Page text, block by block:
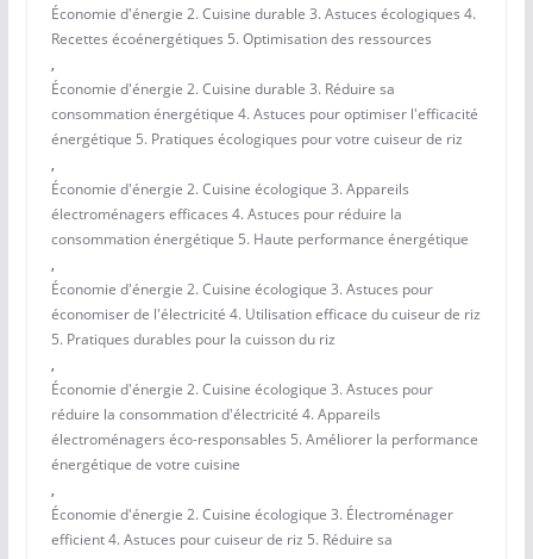
Économie d'énergie 2. Cuisine durable 3. Astuces écologiques 4.
Recettes écoénergétiques 5. Optimisation des ressources
,
Économie d'énergie 2. Cuisine durable 3. Réduire sa
consommation énergétique 4. Astuces pour optimiser l'efficacité
énergétique 5. Pratiques écologiques pour votre cuiseur de riz
,
Économie d'énergie 2. Cuisine écologique 3. Appareils
électroménagers efficaces 4. Astuces pour réduire la
consommation énergétique 5. Haute performance énergétique
,
Économie d'énergie 2. Cuisine écologique 3. Astuces pour
économiser de l'électricité 4. Utilisation efficace du cuiseur de riz
5. Pratiques durables pour la cuisson du riz
,
Économie d'énergie 2. Cuisine écologique 3. Astuces pour
réduire la consommation d'électricité 4. Appareils
électroménagers éco-responsables 5. Améliorer la performance
énergétique de votre cuisine
,
Économie d'énergie 2. Cuisine écologique 3. Électroménager
efficient 4. Astuces pour cuiseur de riz 5. Réduire sa